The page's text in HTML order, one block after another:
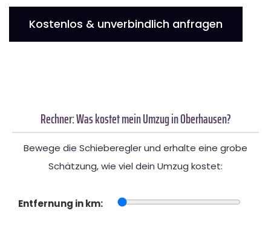
Kostenlos & unverbindlich anfragen
Rechner: Was kostet mein Umzug in Oberhausen?
Bewege die Schieberegler und erhalte eine grobe
Schätzung, wie viel dein Umzug kostet:
Entfernung in km: